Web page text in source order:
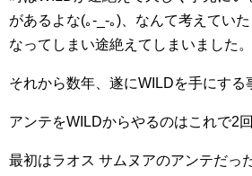
があるよな(｡-_-｡)、なんて考えてい
なってしまい途絶えてしまいました。
それから数年、遂にWILDを手にする
アンテをWILDからやるのはこれで2回
最初はラオス サムヌアのアンテだっ